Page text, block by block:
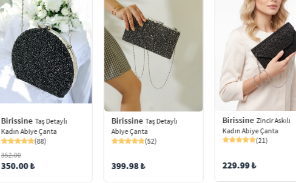
Birissine Taş Detaylı
Kadın Abiye Çanta
(88)
352.00
350.00 ₺
Birissine Taş Detaylı
Abiye Çanta
(52)
399.98 ₺
Birissine Zincir Askılı
Kadın Abiye Çanta
(21)
229.99 ₺